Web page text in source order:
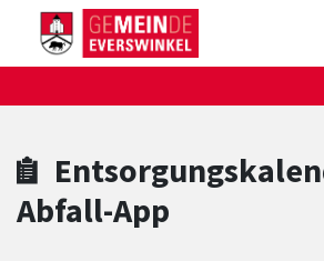
Zum Header
Zum Hauptinhalt
Zum Footer
Zum Hauptinhalt springen
Abfall-App